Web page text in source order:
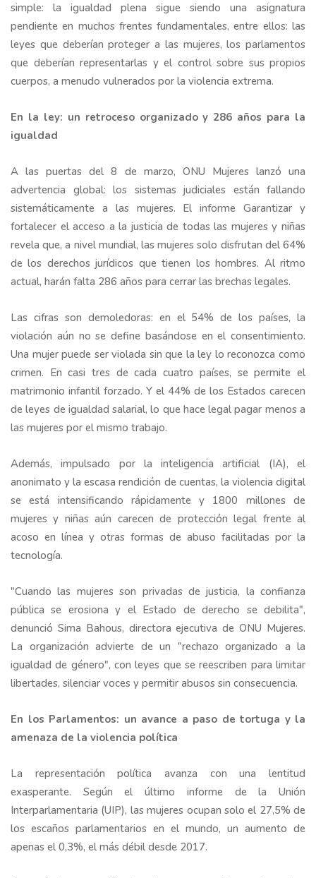
simple: la igualdad plena sigue siendo una asignatura
pendiente en muchos frentes fundamentales, entre ellos: las
leyes que deberían proteger a las mujeres, los parlamentos
que deberían representarlas y el control sobre sus propios
cuerpos, a menudo vulnerados por la violencia extrema.
En la ley: un retroceso organizado y 286 años para la
igualdad
A las puertas del 8 de marzo, ONU Mujeres lanzó una
advertencia global: los sistemas judiciales están fallando
sistemáticamente a las mujeres. El informe Garantizar y
fortalecer el acceso a la justicia de todas las mujeres y niñas
revela que, a nivel mundial, las mujeres solo disfrutan del 64%
de los derechos jurídicos que tienen los hombres. Al ritmo
actual, harán falta 286 años para cerrar las brechas legales.
Las cifras son demoledoras: en el 54% de los países, la
violación aún no se define basándose en el consentimiento.
Una mujer puede ser violada sin que la ley lo reconozca como
crimen. En casi tres de cada cuatro países, se permite el
matrimonio infantil forzado. Y el 44% de los Estados carecen
de leyes de igualdad salarial, lo que hace legal pagar menos a
las mujeres por el mismo trabajo.
Además, impulsado por la inteligencia artificial (IA), el
anonimato y la escasa rendición de cuentas, la violencia digital
se está intensificando rápidamente y 1800 millones de
mujeres y niñas aún carecen de protección legal frente al
acoso en línea y otras formas de abuso facilitadas por la
tecnología.
"Cuando las mujeres son privadas de justicia, la confianza
pública se erosiona y el Estado de derecho se debilita",
denunció Sima Bahous, directora ejecutiva de ONU Mujeres.
La organización advierte de un "rechazo organizado a la
igualdad de género", con leyes que se reescriben para limitar
libertades, silenciar voces y permitir abusos sin consecuencia.
En los Parlamentos: un avance a paso de tortuga y la
amenaza de la violencia política
La representación política avanza con una lentitud
exasperante. Según el último informe de la Unión
Interparlamentaria (UIP), las mujeres ocupan solo el 27,5% de
los escaños parlamentarios en el mundo, un aumento de
apenas el 0,3%, el más débil desde 2017.